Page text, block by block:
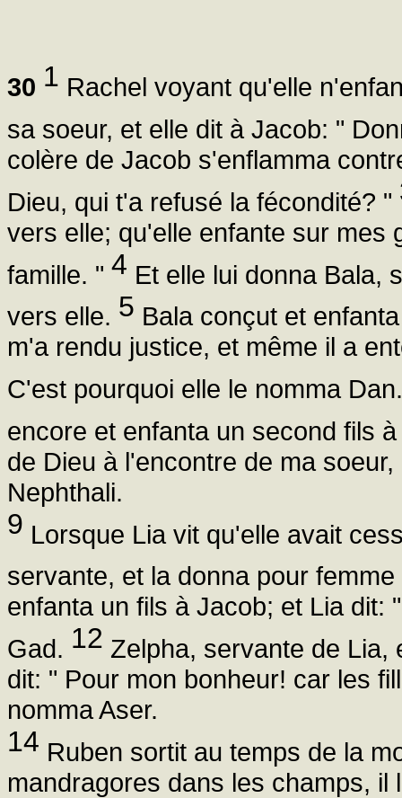
30 1 Rachel voyant qu'elle
sa soeur, et elle dit à Jacob: "
colère de Jacob s'enflamma
Dieu, qui t'a refusé la fécondité? "
vers elle; qu'elle enfante sur mes
famille. " 4 Et elle lui donna Bala,
vers elle. 5 Bala conçut et
m'a rendu justice, et même il a
C'est pourquoi elle le nomma
encore et enfanta un second fils
de Dieu à l'encontre de ma
Nephthali.
9 Lorsque Lia vit qu'elle avait
servante, et la donna pour
enfanta un fils à Jacob; et Lia dit:
Gad. 12 Zelpha, servante de
dit: " Pour mon bonheur! car les
nomma Aser.
14 Ruben sortit au temps de la
mandragores dans les champs,